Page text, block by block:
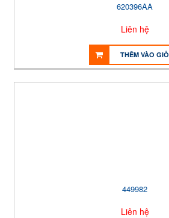
620396AA
Liên hệ
THÊM VÀO GIỎ
449982
Liên hệ